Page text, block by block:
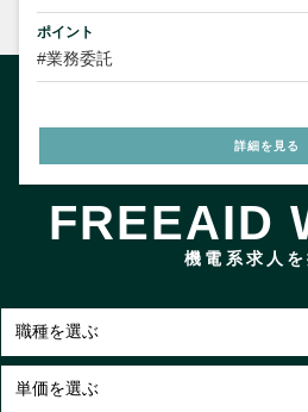
ポイント
#業務委託
詳細を見る
FREEAID
機電系求人